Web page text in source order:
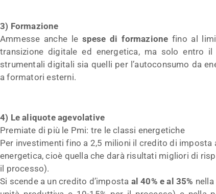
3) Formazione
Ammesse anche le spese di formazione fino al
transizione digitale ed energetica, ma solo entro
strumentali digitali sia quelli per l’autoconsumo da
a formatori esterni.
4) Le aliquote agevolative
Premiate di più le Pmi: tre le classi energetiche
Per investimenti fino a 2,5 milioni il credito di imposta
energetica, cioè quella che darà risultati migliori di
il processo).
Si scende a un credito d’imposta al 40% e al 35%